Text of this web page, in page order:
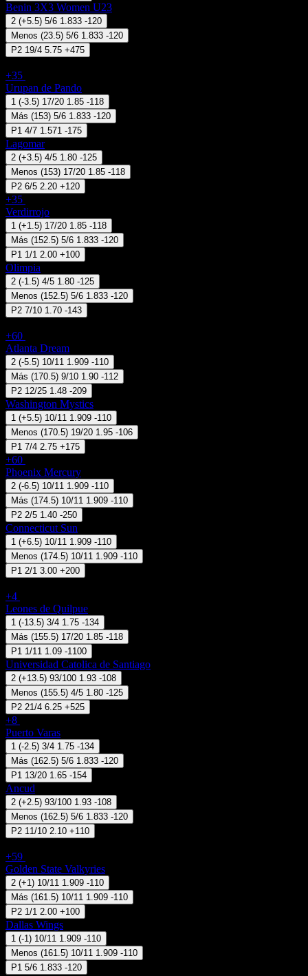
Benin 3X3 Women U23
2 (+5.5) 5/6 1.833 -120
Menos (23.5) 5/6 1.833 -120
P2 19/4 5.75 +475
+35
Urupan de Pando
1 (-3.5) 17/20 1.85 -118
Más (153) 5/6 1.833 -120
P1 4/7 1.571 -175
Lagomar
2 (+3.5) 4/5 1.80 -125
Menos (153) 17/20 1.85 -118
P2 6/5 2.20 +120
+35
Verdirrojo
1 (+1.5) 17/20 1.85 -118
Más (152.5) 5/6 1.833 -120
P1 1/1 2.00 +100
Olimpia
2 (-1.5) 4/5 1.80 -125
Menos (152.5) 5/6 1.833 -120
P2 7/10 1.70 -143
+60
Atlanta Dream
2 (-5.5) 10/11 1.909 -110
Más (170.5) 9/10 1.90 -112
P2 12/25 1.48 -209
Washington Mystics
1 (+5.5) 10/11 1.909 -110
Menos (170.5) 19/20 1.95 -106
P1 7/4 2.75 +175
+60
Phoenix Mercury
2 (-6.5) 10/11 1.909 -110
Más (174.5) 10/11 1.909 -110
P2 2/5 1.40 -250
Connecticut Sun
1 (+6.5) 10/11 1.909 -110
Menos (174.5) 10/11 1.909 -110
P1 2/1 3.00 +200
+4
Leones de Quilpue
1 (-13.5) 3/4 1.75 -134
Más (155.5) 17/20 1.85 -118
P1 1/11 1.09 -1100
Universidad Catolica de Santiago
2 (+13.5) 93/100 1.93 -108
Menos (155.5) 4/5 1.80 -125
P2 21/4 6.25 +525
+8
Puerto Varas
1 (-2.5) 3/4 1.75 -134
Más (162.5) 5/6 1.833 -120
P1 13/20 1.65 -154
Ancud
2 (+2.5) 93/100 1.93 -108
Menos (162.5) 5/6 1.833 -120
P2 11/10 2.10 +110
+59
Golden State Valkyries
2 (+1) 10/11 1.909 -110
Más (161.5) 10/11 1.909 -110
P2 1/1 2.00 +100
Dallas Wings
1 (-1) 10/11 1.909 -110
Menos (161.5) 10/11 1.909 -110
P1 5/6 1.833 -120